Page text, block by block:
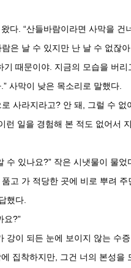
다. “산들바람이라면 사막을 건
은 날 수 있지만 난 날 수 없잖
기 때문이야. 지금의 모습을 버
사막이 낮은 목소리로 말했다.
사라지라고? 안 돼, 그럴 수
런 일을 경험해 본 적도 없어서
수 있나요?” 작은 시냇물이 물었
고 가 적당한 곳에 비로 뿌려
했다.
요?”
강이 되든 눈에 보이지 않는 수
집착하지만, 그건 너의 본성을